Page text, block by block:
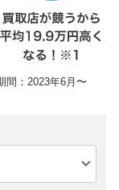
間：2023年6月〜